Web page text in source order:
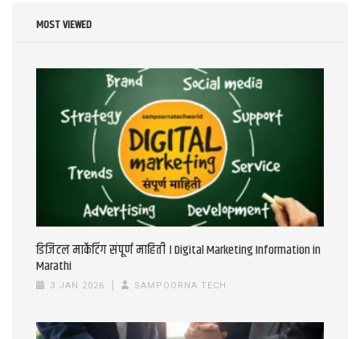
MOST VIEWED
डिजिटल मार्केटिंग संपूर्ण माहिती । Digital Marketing Information in
Marathi
3 JAN 2026 SAMPOORNA TECH